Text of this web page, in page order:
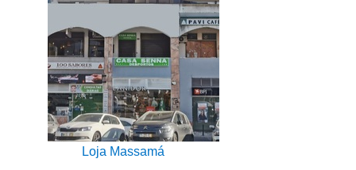
Loja Massamá